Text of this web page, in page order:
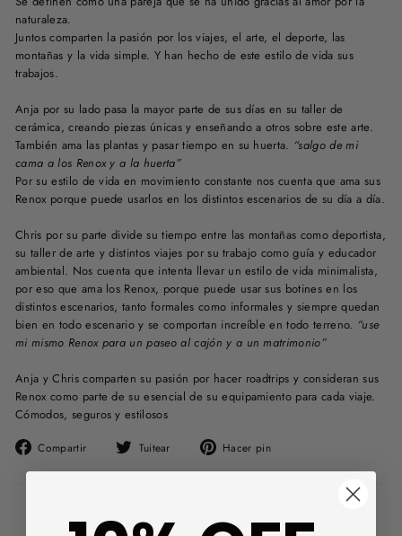
naturaleza.
Juntos comparten la pasión por los viajes, el arte, el deporte, las
montañas y la vida simple. Y han hecho de este estilo de vida sus
trabajos.
Anja por su lado pasa la mayor parte de sus días en su taller de
cerámica, creando piezas únicas y enseñando a otros sobre este arte.
También ama las plantas y pasar tiempo en su huerta. “salgo de mi
cama a los Renox y a la huerta”
Por su estilo de vida en movimiento constante nos cuenta que ama sus
Renox porque puede usarlos en los distintos escenarios de su día a día.
Chris por su parte divide su tiempo entre las montañas como deportista,
su taller de arte y distintos viajes por su trabajo como guía y educador
ambiental. Nos cuenta que intenta llevar un estilo de vida minimalista,
por eso que ama los Renox, porque puede usar sus botines en los
distintos escenarios, tanto formales como informales y siempre quedan
bien en todo escenario y se comportan increíble en todo terreno. “use
mi mismo Renox para un paseo al cajón y a un matrimonio”
Anja y Chris comparten su pasión por hacer roadtrips y consideran sus
Renox como parte de su esencial de su equipamiento para cada viaje.
Cómodos, seguros y estilosos
Compartir
CompartirTuitear
Tuitear Hacer pin